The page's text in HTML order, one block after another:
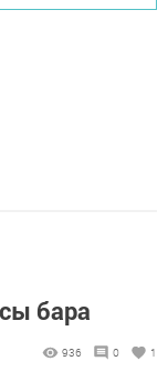
бара
936 0 1